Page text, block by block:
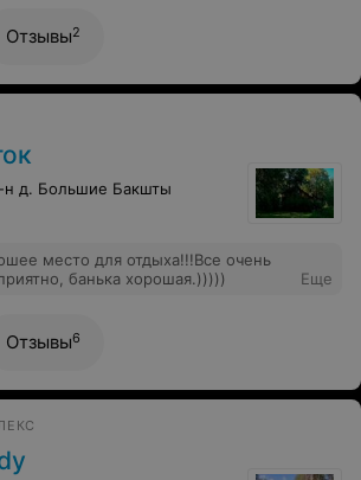
хлеб с маслицем и, конечно
Отзывы2
д. Большие Бакшты
место для отдыха!!!Все очень
банька хорошая.)))))
Еще
Отзывы6